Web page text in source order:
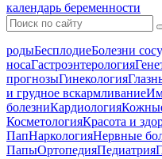
календарь беременности
родыБесплодиеБолезни
носаГастроэнтерология
прогнозыГинекология
и грудное вскармливание
болезниКардиология
КосметологияКрасота и
ПапНаркологияНервные
ПапыОртопедияПедиатрия